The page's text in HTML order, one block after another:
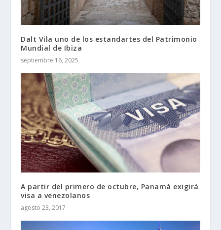
Dalt Vila uno de los estandartes del Patrimonio
Mundial de Ibiza
septiembre 16, 2025
A partir del primero de octubre, Panamá exigirá
visa a venezolanos
agosto 23, 2017